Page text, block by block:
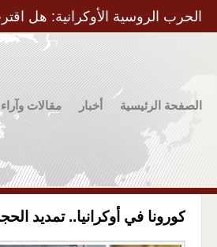
الحرب الروسية الأوكرانية: هل
الصفحة الرئيسية أخبار مقالات وآراء
كورونا في أوكرانيا.. تمديد